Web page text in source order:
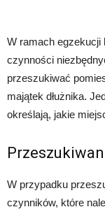
W ramach
czynności
przeszukiwać
majątek dłużnika.
określają, jakie
W przypadku
czynników, które